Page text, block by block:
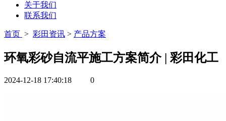
关于我们
联系我们
首页 > 彩田资讯 > 产品方案
环氧彩砂自流平施工方案简介 | 彩田化工
2024-12-18 17:40:18 0